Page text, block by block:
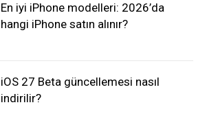
En iyi iPhone modelleri: 2026’da
hangi iPhone satın alınır?
iOS 27 Beta güncellemesi nasıl
indirilir?